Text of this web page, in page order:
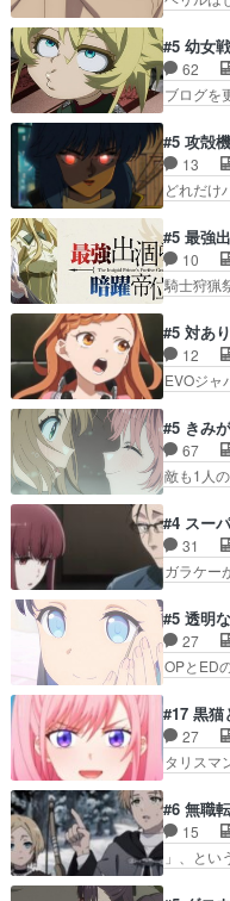
無くブ
構エグい
城に乗り
とは？！
んじゃな
ラにて視
にした
のベリ
ーベルボ
を言いす
只者じゃ
#5 幼女
62
ブログ
ゥーアの
て完全に
ニャが
無料ガ
ばならぬ
て参謀本
グ今週の
#5 攻殻
13
どれだ
コマだい
んだのも
汚職を
号はど
ス』を含
ストの母
#5 最強
10
騎士狩
ナがチ
ット・ウ
ろかタ
ABEMA
が“萌え
王女殿下
祭。エル
#5 対あ
12
EVOジ
目は気
マ：格ゲ
前に格
催され
めに東京
れる先輩
で視聴し
#5 きみ
67
敵も1人
を人間に
ありがと
ったら
想：コ□
ナとミ
も家族や
着みたい
#4 スー
31
ガラケ
はり出
さんが
さん、
ガラケ
ゃわない
り2人の
話佐々木
#5 透明
27
OPとED
か、こん
両片思
は描か
い完全
も描かれ
上バス
ジョンか
#17 黒猫
27
タリス
ホントス
ンシャル
リアは
と直接
#6 無職
15
」、と